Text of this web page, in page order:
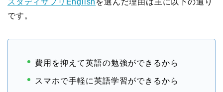
スタディサプリEnglish を選んだ理由は主に以下の通り
です。
費用を抑えて英語の勉強ができるから
スマホで手軽に英語学習ができるから